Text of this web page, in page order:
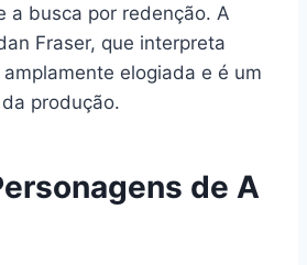
a busca por redenção. A
Fraser, que interpreta
elogiada e é um
produção.
de A